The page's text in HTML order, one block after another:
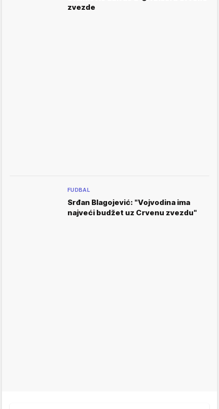
zvezde
FUDBAL
Srđan Blagojević: "Vojvodina ima
najveći budžet uz Crvenu zvezdu"